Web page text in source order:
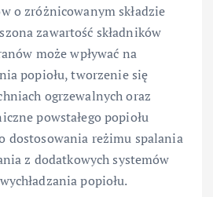
o zróżnicowanym składzie
zawartość składników
może wpływać na
popiołu, tworzenie się
ogrzewalnych oraz
powstałego popiołu
dostosowania reżimu spalania
z dodatkowych systemów
popiołu.